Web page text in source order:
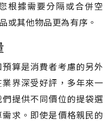
根據需要分隔或合併空
或其他物品更為有序。
算是消費者考慮的另外
界深受好評，多年來一
提供不同價位的提袋選
求。即使是價格親民的